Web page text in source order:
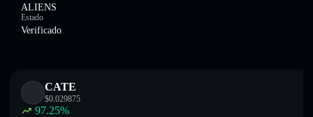
ALIENS
Estado
Verificado
CATE
$0.029875
97.25%